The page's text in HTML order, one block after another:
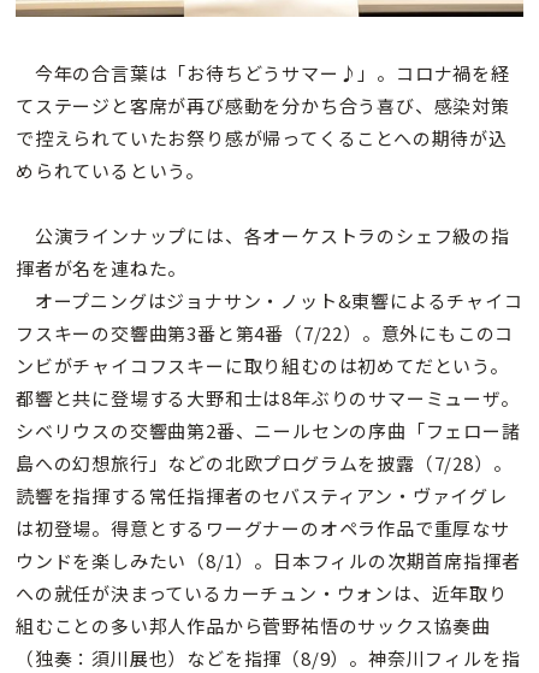
今年の合言葉は「お待ちどうサマー♪」。コロナ禍を経
てステージと客席が再び感動を分かち合う喜び、感染対策
で控えられていたお祭り感が帰ってくることへの期待が込
められているという。
公演ラインナップには、各オーケストラのシェフ級の指
揮者が名を連ねた。
オープニングはジョナサン・ノット&東響によるチャイコ
フスキーの交響曲第3番と第4番（7/22）。意外にもこのコ
ンビがチャイコフスキーに取り組むのは初めてだという。
都響と共に登場する大野和士は8年ぶりのサマーミューザ。
シベリウスの交響曲第2番、ニールセンの序曲「フェロー諸
島への幻想旅行」などの北欧プログラムを披露（7/28）。
読響を指揮する常任指揮者のセバスティアン・ヴァイグレ
は初登場。得意とするワーグナーのオペラ作品で重厚なサ
ウンドを楽しみたい（8/1）。日本フィルの次期首席指揮者
への就任が決まっているカーチュン・ウォンは、近年取り
組むことの多い邦人作品から菅野祐悟のサックス協奏曲
（独奏：須川展也）などを指揮（8/9）。神奈川フィルを指